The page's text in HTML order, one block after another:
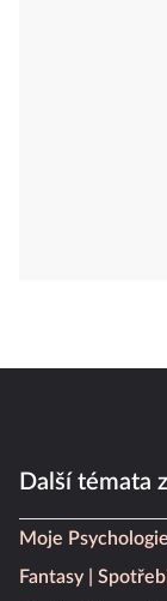
Další témata
Moje Psychologie
Fantasy